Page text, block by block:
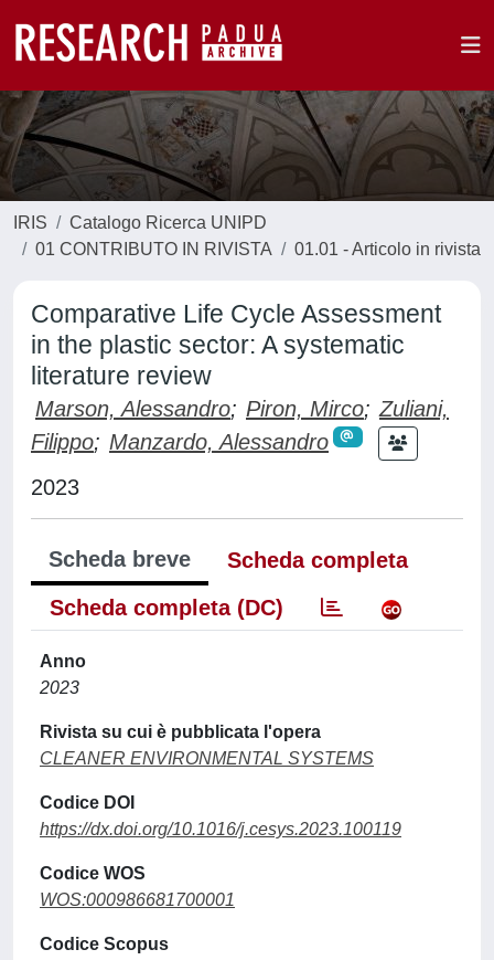
IRIS
Catalogo Ricerca UNIPD
01 CONTRIBUTO IN RIVISTA
01.01 - Articolo in rivista
Comparative Life Cycle Assessment
in the plastic sector: A systematic
literature review
Marson, Alessandro; Piron, Mirco; Zuliani,
Filippo; Manzardo, Alessandro
2023
Scheda breve
Scheda completa
Scheda completa (DC)
Anno
2023
Rivista su cui è pubblicata l'opera
CLEANER ENVIRONMENTAL SYSTEMS
Codice DOI
https://dx.doi.org/10.1016/j.cesys.2023.100119
Codice WOS
WOS:000986681700001
Codice Scopus